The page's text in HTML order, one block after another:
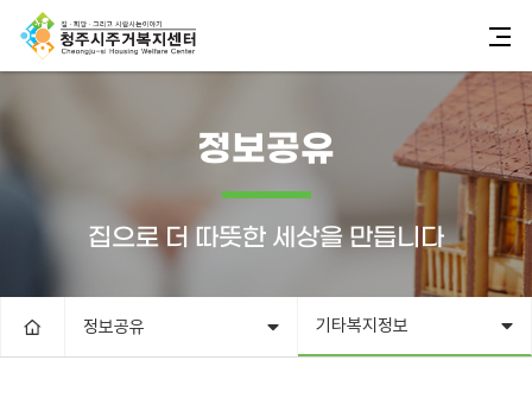
정보공유
집으로 더 따뜻한 세상을 만듭니다
정보공유 기타복지정보